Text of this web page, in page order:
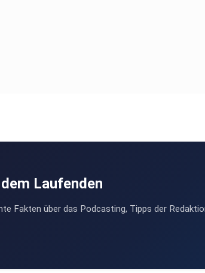
Laufenden
Fakten über das Podcasting, Tipps der